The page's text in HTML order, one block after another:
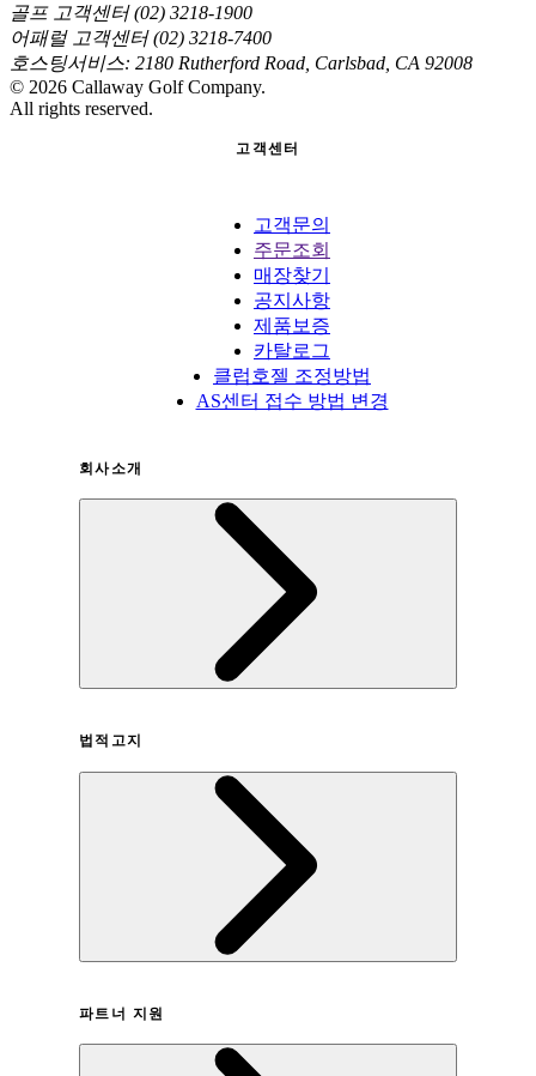
골프 고객센터 (02) 3218-1900
어패럴 고객센터 (02) 3218-7400
호스팅서비스: 2180 Rutherford Road, Carlsbad, CA 92008
© 2026 Callaway Golf Company.
All rights reserved.
고객센터
고객문의
주문조회
매장찾기
공지사항
제품보증
카탈로그
클럽호젤 조정방법
AS센터 접수 방법 변경
회사소개
법적고지
개인정보취급방침
파트너 지원